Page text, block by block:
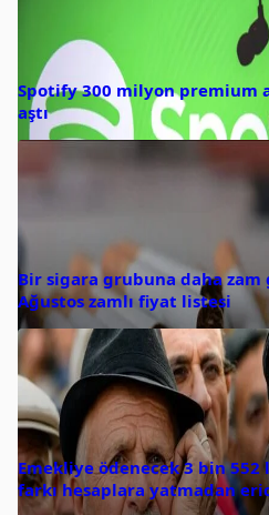
Spotify 300 milyon premium
aştı
Bir sigara grubuna daha zam
Ağustos zamlı fiyat listesi
Emekliye ödenecek 3 bin 552
farkı hesaplara yatmadan